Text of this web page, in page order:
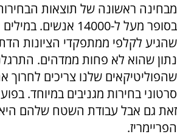
מבחינה ראשונה של תוצאות
בסופר מעל ל-14000
שהגיע לקלפי ממתפקדי הציונות
נתון שהוא לא פחות ממדהים.
שהפוליטיקאים שלנו צריכים לחרוך
סרטוני בחירות מגניבים במיוחד.
זאת גם אבל עבודת השטח שלהם
הפריימריז.